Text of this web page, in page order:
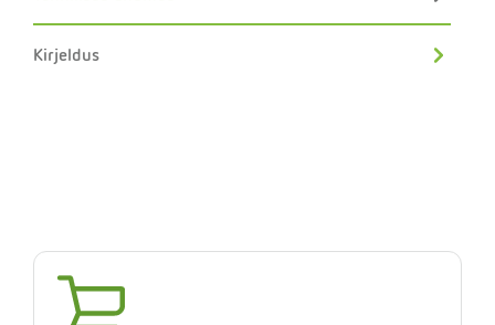
Kirjeldus